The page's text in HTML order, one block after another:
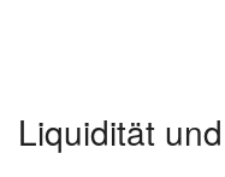
Liquidität